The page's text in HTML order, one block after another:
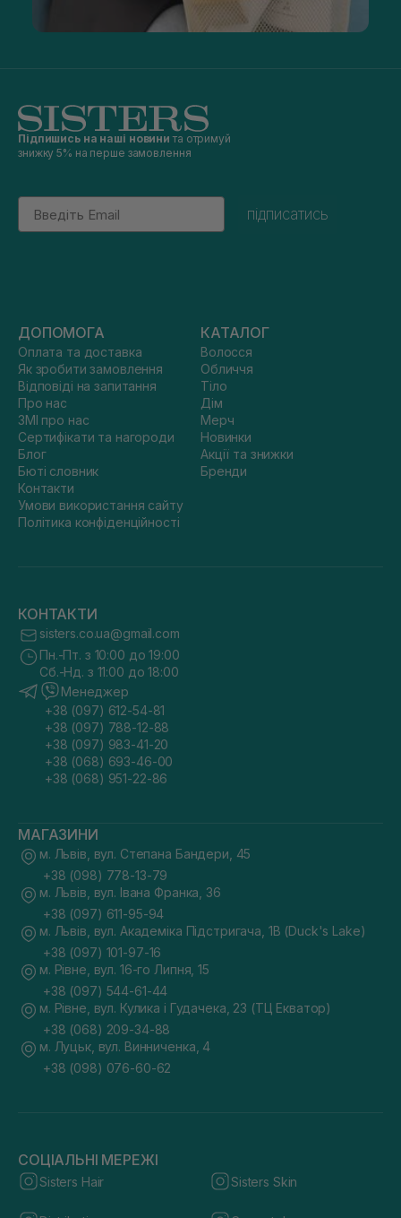
Підпишись на наші новини та отримуй
знижку 5% на перше замовлення
Email
підписатись
ДОПОМОГА
Оплата та доставка
Як зробити замовлення
Відповіді на запитання
Про нас
ЗМІ про нас
Сертифікати та нагороди
Блог
Бюті словник
Контакти
Умови використання сайту
Політика конфіденційності
КАТАЛОГ
Волосся
Обличчя
Тіло
Дім
Мерч
Новинки
Акції та знижки
Бренди
КОНТАКТИ
sisters.co.ua@gmail.com
Пн.-Пт. з 10:00 до 19:00
Сб.-Нд. з 11:00 до 18:00
Менеджер
+38 (097) 612-54-81
+38 (097) 788-12-88
+38 (097) 983-41-20
+38 (068) 693-46-00
+38 (068) 951-22-86
МАГАЗИНИ
м. Львів, вул. Степана Бандери, 45
+38 (098) 778-13-79
м. Львів, вул. Івана Франка, 36
+38 (097) 611-95-94
м. Львів, вул. Академіка Підстригача, 1В (Duck's Lake)
+38 (097) 101-97-16
м. Рівне, вул. 16-го Липня, 15
+38 (097) 544-61-44
м. Рівне, вул. Кулика і Гудачека, 23 (ТЦ Екватор)
+38 (068) 209-34-88
м. Луцьк, вул. Винниченка, 4
+38 (098) 076-60-62
СОЦІАЛЬНІ МЕРЕЖІ
Sisters Hair Sisters Skin